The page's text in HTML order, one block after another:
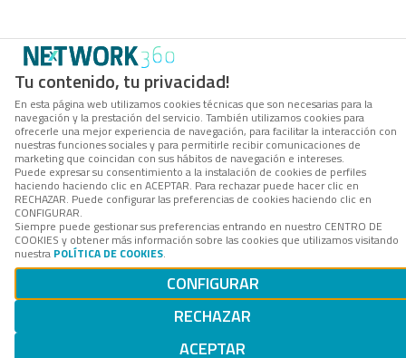
Tu contenido, tu privacidad!
En esta página web utilizamos cookies técnicas que son necesarias para la
navegación y la prestación del servicio. También utilizamos cookies para
ofrecerle una mejor experiencia de navegación, para facilitar la interacción con
nuestras funciones sociales y para permitirle recibir comunicaciones de
marketing que coincidan con sus hábitos de navegación e intereses.
Puede expresar su consentimiento a la instalación de cookies de perfiles
haciendo haciendo clic en ACEPTAR. Para rechazar puede hacer clic en
RECHAZAR. Puede configurar las preferencias de cookies haciendo clic en
CONFIGURAR.
Siempre puede gestionar sus preferencias entrando en nuestro CENTRO DE
COOKIES y obtener más información sobre las cookies que utilizamos visitando
nuestra POLÍTICA DE COOKIES.
CONFIGURAR
RECHAZAR
ACEPTAR